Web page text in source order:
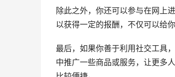
除此之外，你还可以参与在网上
以获得一定的报酬，不仅可以给
最后，如果你善于利用社交工具
中推广一些商品或服务，让更多